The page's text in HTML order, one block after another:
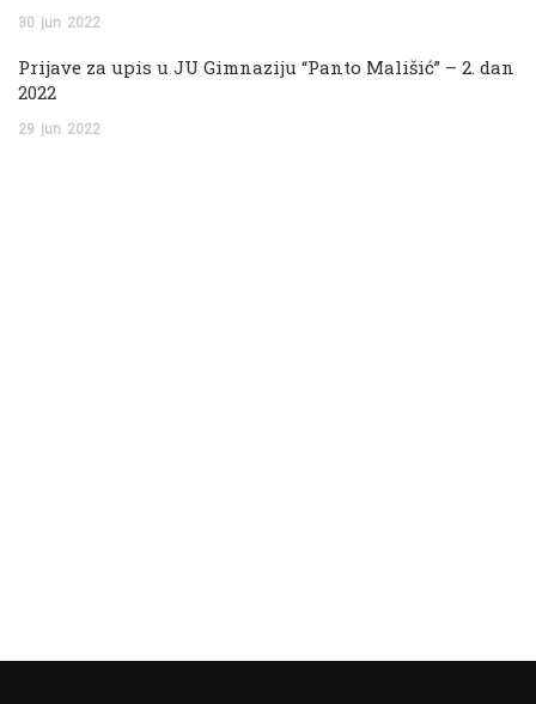
30 jun 2022
Prijave za upis u JU Gimnaziju “Panto Mališić” – 2. dan
2022
29 jun 2022